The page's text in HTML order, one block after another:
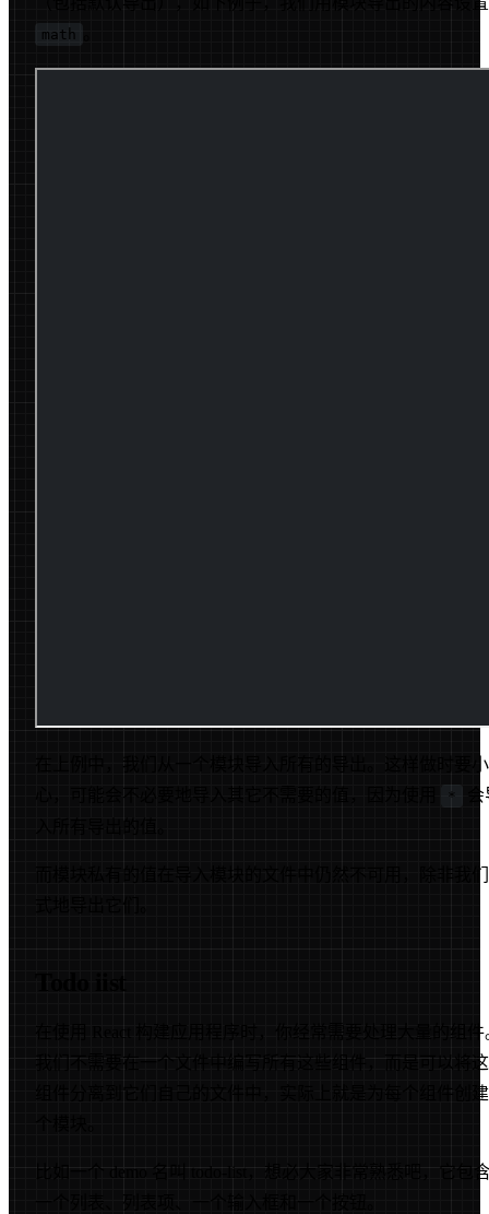
math
在上例中，我们从一个模块导入所有的导出。这样做时要小
心，可能会不必要地导入其它不需要的值，因为使用
*
而模块私有的值在导入模块的文件中仍然不可用，除非我
式地导出它们。
Todo iist
在使用 React 构建应用程序时，你经常需要处理大量的组件
我们不需要在一个文件中编写所有这些组件，而是可以将
组件分离到它们自己的文件中，实际上就是为每个组件创
比如一个 demo 名叫 todo-list，想必大家非常熟悉吧，它包
一个列表、列表项、一个输入框和一个按钮。